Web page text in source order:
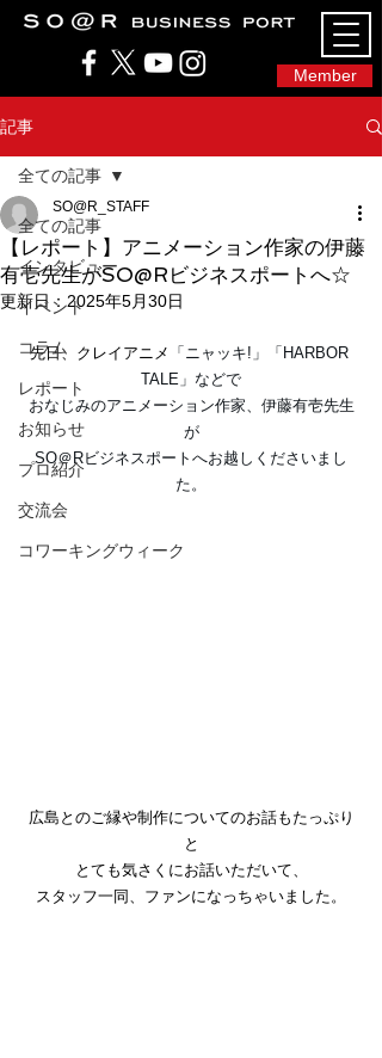
Member
SO@Rビジネスポート｜広島市のシェアオフィ
ス・コワーキングスペース
記事
全ての記事
インタビュー
イベント
コラム
レポート
お知らせ
プロ紹介
交流会
コワーキングウィーク
全ての記事
【レポート】アニメーション作家の伊藤
有壱先生がSO@Rビジネスポートへ☆
SO@R_STAFF
更新日：2025年5月30日
先日、クレイアニメ 「ニャッキ!」「HARBOR
TALE」などで
おなじみのアニメーション作家、伊藤有壱先生
が
SO＠Rビジネスポートへお越しくださいまし
た。
広島とのご縁や制作についてのお話もたっぷり
と
とても気さくにお話いただいて、
スタッフ一同、ファンになっちゃいました。